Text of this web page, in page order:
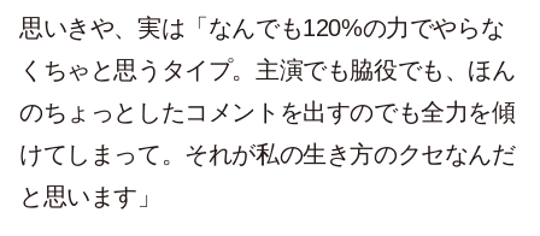
思いきや、実は「なんでも120%の力でやらな
くちゃと思うタイプ。主演でも脇役でも、ほん
のちょっとしたコメントを出すのでも全力を傾
けてしまって。それが私の生き方のクセなんだ
と思います」